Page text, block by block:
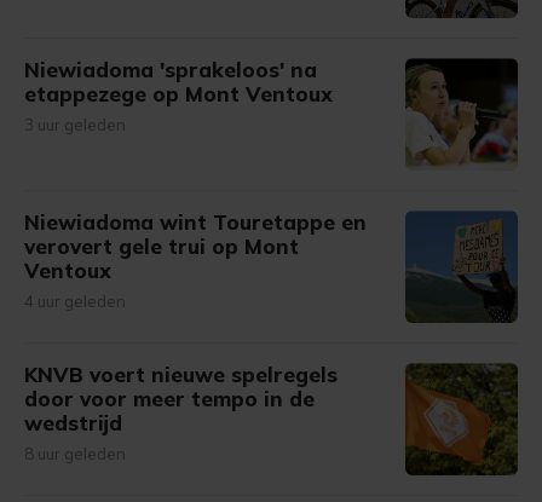
Niewiadoma 'sprakeloos' na
etappezege op Mont Ventoux
3 uur geleden
Niewiadoma wint Touretappe en
verovert gele trui op Mont
Ventoux
4 uur geleden
KNVB voert nieuwe spelregels
door voor meer tempo in de
wedstrijd
8 uur geleden